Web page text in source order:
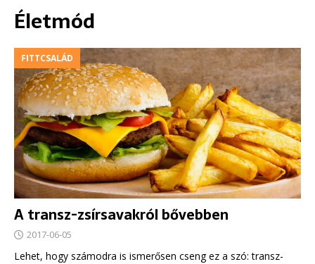
Életmód
FITTCSALÁD
A transz-zsírsavakról bővebben
2017-06-05
Lehet, hogy számodra is ismerősen cseng ez a szó: transz-